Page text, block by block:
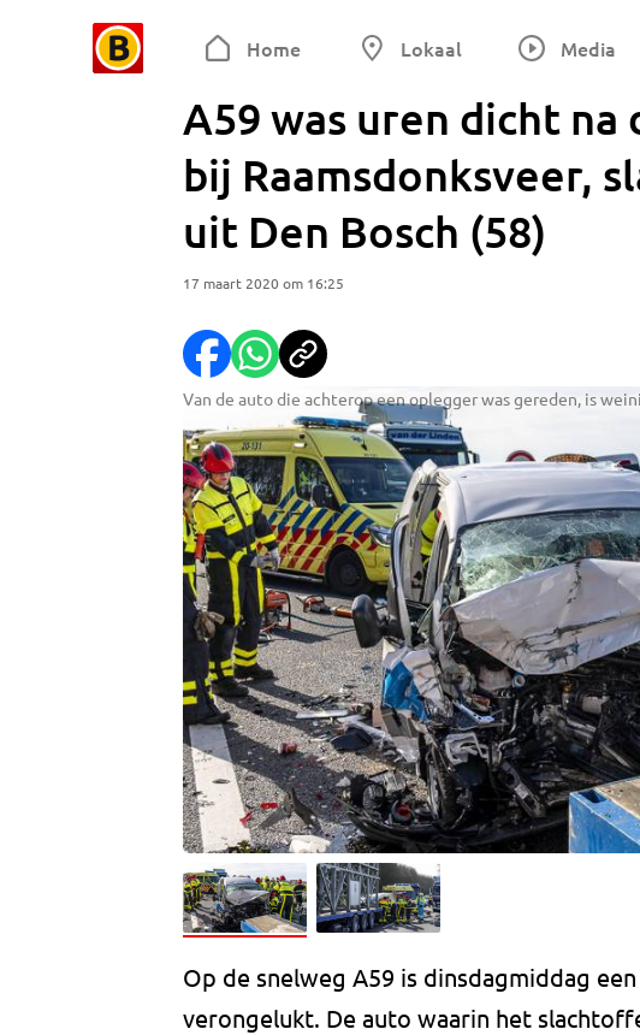
Home Lokaal Media
A59 was uren dicht
bij Raamsdonksveer,
uit Den Bosch (58)
17 maart 2020 om 16:25
Van de auto die achterop een oplegger was gereden, is
Op de snelweg A59 is dinsdagmiddag
verongelukt. De auto waarin het